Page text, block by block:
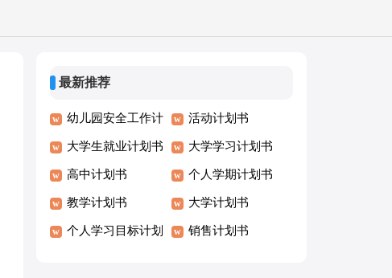
最新推荐
幼儿园安全工作计
划书
活动计划书
大学生就业计划书 大学学习计划书
高中计划书 个人学期计划书
教学计划书 大学计划书
个人学习目标计划 销售计划书